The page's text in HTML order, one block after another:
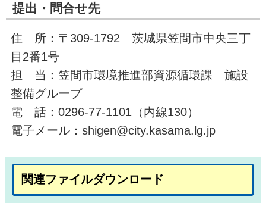
提出・問合せ先
住 所：〒309-1792 茨城県笠間市中央三丁
目2番1号
担 当：笠間市環境推進部資源循環課 施設
整備グループ
電 話：0296-77-1101（内線130）
電子メール：shigen@city.kasama.lg.jp
関連ファイルダウンロード